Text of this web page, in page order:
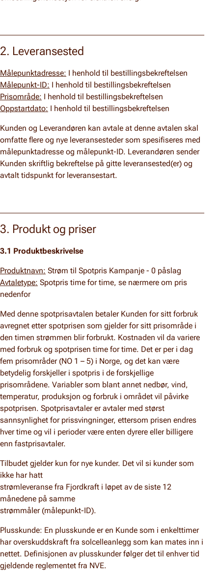
2. Leveransested
Målepunktadresse: I henhold til bestillingsbekreftelsen
Målepunkt-ID: I henhold til bestillingsbekreftelsen
Prisområde: I henhold til bestillingsbekreftelsen
Oppstartdato: I henhold til bestillingsbekreftelsen
Kunden og Leverandøren kan avtale at denne avtalen skal
omfatte flere og nye leveransesteder som spesifiseres med
målepunktadresse og målepunkt-ID. Leverandøren sender
Kunden skriftlig bekreftelse på gitte leveransested(er) og
avtalt tidspunkt for leveransestart.
3. Produkt og priser
3.1 Produktbeskrivelse
Produktnavn: Strøm til Spotpris Kampanje - 0 påslag
Avtaletype: Spotpris time for time, se nærmere om pris
nedenfor
Med denne spotprisavtalen betaler Kunden for sitt forbruk
avregnet etter spotprisen som gjelder for sitt prisområde i
den timen strømmen blir forbrukt. Kostnaden vil da variere
med forbruk og spotprisen time for time. Det er per i dag
fem prisområder (NO 1 – 5) i Norge, og det kan være
betydelig forskjeller i spotpris i de forskjellige
prisområdene. Variabler som blant annet nedbør, vind,
temperatur, produksjon og forbruk i området vil påvirke
spotprisen. Spotprisavtaler er avtaler med størst
sannsynlighet for prissvingninger, ettersom prisen endres
hver time og vil i perioder være enten dyrere eller billigere
enn fastprisavtaler.
Tilbudet gjelder kun for nye kunder. Det vil si kunder som
ikke har hatt
strømleveranse fra Fjordkraft i løpet av de siste 12
månedene på samme
strømmåler (målepunkt-ID).
Plusskunde: En plusskunde er en Kunde som i enkelttimer
har overskuddskraft fra solcelleanlegg som kan mates inn i
nettet. Definisjonen av plusskunder følger det til enhver tid
gjeldende reglementet fra NVE.